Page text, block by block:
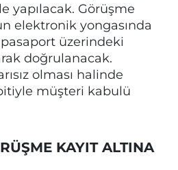
yapılacak. Görüşme
elektronik yongasında
üzerindeki
doğrulanacak.
olması halinde
müşteri kabulü
KAYIT ALTINA